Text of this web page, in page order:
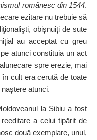
românesc din 1544.
ezitare nu trebuie să
obişnuiţi de sute
au acceptat cu greu
atunci constituia un act
spre erezie, mai
cult era cerută de toate
atunci.
la Sibiu a fost
a celui tipărit de
două exemplare, unul,